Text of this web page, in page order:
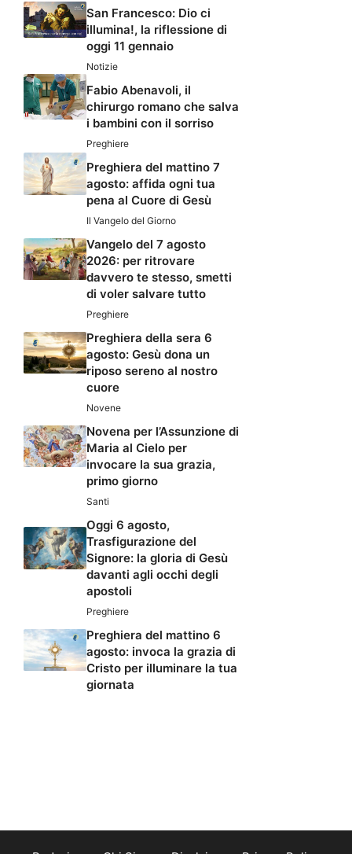
San Francesco: Dio ci
illumina!, la riflessione di
oggi 11 gennaio
Notizie
Fabio Abenavoli, il
chirurgo romano che salva
i bambini con il sorriso
Preghiere
Preghiera del mattino 7
agosto: affida ogni tua
pena al Cuore di Gesù
Il Vangelo del Giorno
Vangelo del 7 agosto
2026: per ritrovare
davvero te stesso, smetti
di voler salvare tutto
Preghiere
Preghiera della sera 6
agosto: Gesù dona un
riposo sereno al nostro
cuore
Novene
Novena per l’Assunzione di
Maria al Cielo per
invocare la sua grazia,
primo giorno
Santi
Oggi 6 agosto,
Trasfigurazione del
Signore: la gloria di Gesù
davanti agli occhi degli
apostoli
Preghiere
Preghiera del mattino 6
agosto: invoca la grazia di
Cristo per illuminare la tua
giornata